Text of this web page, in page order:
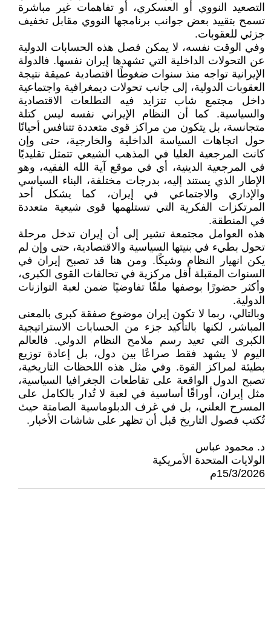
التصعيد النووي أو العسكري، أو تفاهمات غير مباشرة
تسمح بتقييد بعض جوانب برنامجها النووي مقابل تخفيف
جزئي للعقوبات.
وفي الوقت نفسه، لا يمكن فصل هذه الحسابات الدولية
عن التحولات الداخلية التي تشهدها إيران نفسها. فالدولة
الإيرانية تواجه منذ سنوات ضغوطًا اقتصادية عميقة نتيجة
العقوبات الدولية، إلى جانب تحولات ديمغرافية واجتماعية
داخل مجتمع شاب تتزايد فيه التطلعات الاقتصادية
والسياسية. كما أن النظام الإيراني نفسه ليس كتلة
متجانسة، بل يتكون من مراكز قوى متعددة تتنافس أحيانًا
حول اتجاهات السياسة الداخلية والخارجية، حتى وإن
كانت المرجعية العليا في المذهب الشيعي تتمثل تقليديًا
في المرجعية الدينية، أي في موقع آية الله الفقيه، وهو
الإطار الذي يستند إليه، بدرجات مختلفة، البناء السياسي
والإداري والاجتماعي في إيران، كما يشكل أحد
المرتكزات الفكرية التي تستلهمها قوى شيعية متعددة
في المنطقة.
هذه العوامل مجتمعة تشير إلى أن إيران تدخل مرحلة
تحول بطيء في بنيتها السياسية والاقتصادية، حتى وإن لم
يكن انهيار النظام وشيكًا. ومن هنا قد تصبح إيران في
السنوات المقبلة أقل مركزية في تحالفات القوى الكبرى،
وأكثر حضورًا بوصفها ملفًا تفاوضيًا ضمن لعبة التوازنات
الدولية.
وبالتالي، ربما لا تكون إيران موضوع صفقة كبرى بالمعنى
المباشر، لكنها بالتأكيد جزء من الحسابات الاستراتيجية
الكبرى التي تعيد رسم ملامح النظام الدولي. فالعالم
اليوم لا يشهد فقط صراعًا بين دول، بل إعادة توزيع
بطيئة لمراكز القوة. وفي مثل هذه اللحظات التاريخية،
تصبح الدول الواقعة على تقاطعات الجغرافيا السياسية،
مثل إيران، أوراقًا أساسية في لعبة لا تُدار بالكامل على
المسرح العلني، بل في غرف الدبلوماسية الصامتة حيث
تُكتب فصول التاريخ قبل أن تظهر على شاشات الأخبار.
د. محمود عباس
الولايات المتحدة الأمريكية
15/3/2026م